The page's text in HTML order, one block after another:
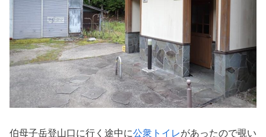
伯母子岳登山口に行く途中に公衆トイレがあったので覗い